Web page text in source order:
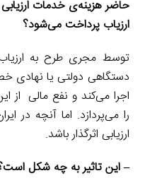
حاضر هزینه‌ی خدمات
ارزیاب پرداخت می‌شود؟
توسط مجری طرح به
دستگاهی دولتی یا نهادی
اجرا می‌کند و نفع مالی از
را می‌پردازد. اما آنچه در
ارزیابی اثرگذار باشد.
– این تاثیر به چه شکل